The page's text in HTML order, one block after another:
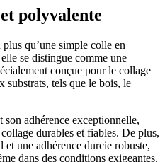
polyvalente
qu’une simple colle en
se distingue comme une
conçue pour le collage
substrats, tels que le bois, le
son adhérence exceptionnelle,
durables et fiables. De plus,
une adhérence durcie robuste,
dans des conditions exigeantes.